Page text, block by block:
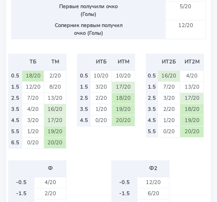
Первые получили очко
(Голы)
5/20
Соперник первым получил
очко (Голы)
12/20
ТБ
ТМ
0.5
18/20
2/20
1.5
12/20
8/20
2.5
7/20
13/20
3.5
4/20
16/20
4.5
3/20
17/20
5.5
1/20
19/20
6.5
0/20 20/20
ИТБ
ИТМ
0.5
10/20
10/20
1.5
3/20
17/20
2.5
2/20
18/20
3.5
1/20
19/20
4.5
0/20 20/20
ИТ2Б
ИТ2М
0.5
16/20
4/20
1.5
7/20
13/20
2.5
3/20
17/20
3.5
2/20
18/20
4.5
1/20
19/20
5.5
0/20 20/20
Ф
-0.5
4/20
-1.5
2/20
Ф2
-0.5
12/20
-1.5
6/20